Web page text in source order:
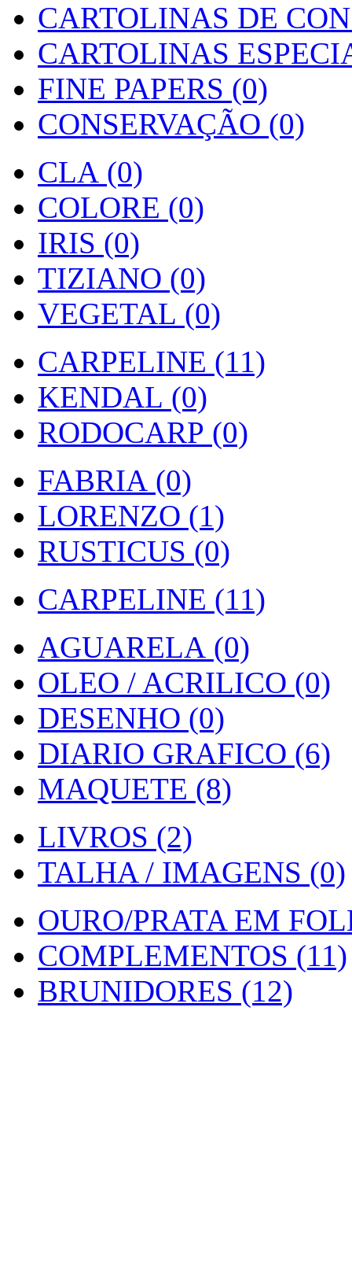
CARTOLINAS DE
CARTOLINAS
FINE PAPERS (0)
CONSERVAÇÃO (0)
CLA (0)
COLORE (0)
IRIS (0)
TIZIANO (0)
VEGETAL (0)
CARPELINE (11)
KENDAL (0)
RODOCARP (0)
FABRIA (0)
LORENZO (1)
RUSTICUS (0)
CARPELINE (11)
AGUARELA (0)
OLEO / ACRILICO (0)
DESENHO (0)
DIARIO GRAFICO (6)
MAQUETE (8)
LIVROS (2)
TALHA / IMAGENS (0)
OURO/PRATA EM
COMPLEMENTOS (11)
BRUNIDORES (12)